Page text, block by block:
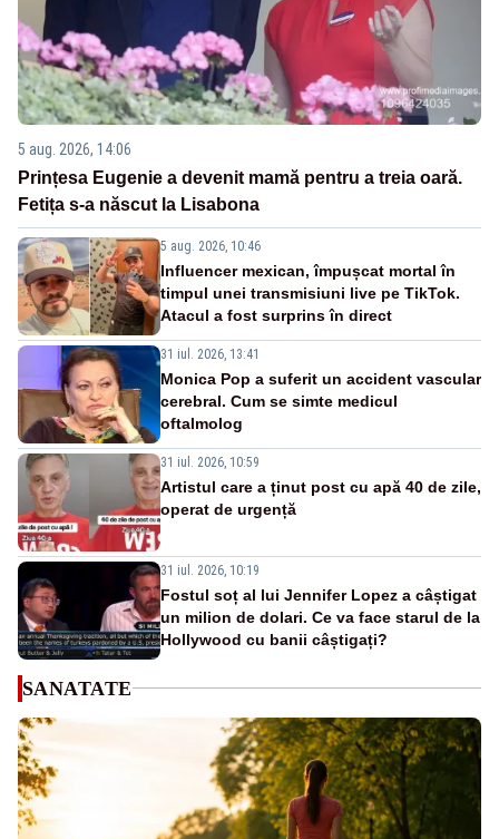
5 aug. 2026, 14:06
Prințesa Eugenie a devenit mamă pentru a treia oară.
Fetița s-a născut la Lisabona
5 aug. 2026, 10:46
Influencer mexican, împușcat mortal în
timpul unei transmisiuni live pe TikTok.
Atacul a fost surprins în direct
31 iul. 2026, 13:41
Monica Pop a suferit un accident vascular
cerebral. Cum se simte medicul
oftalmolog
31 iul. 2026, 10:59
Artistul care a ținut post cu apă 40 de zile,
operat de urgență
31 iul. 2026, 10:19
Fostul soț al lui Jennifer Lopez a câștigat
un milion de dolari. Ce va face starul de la
Hollywood cu banii câștigați?
SANATATE